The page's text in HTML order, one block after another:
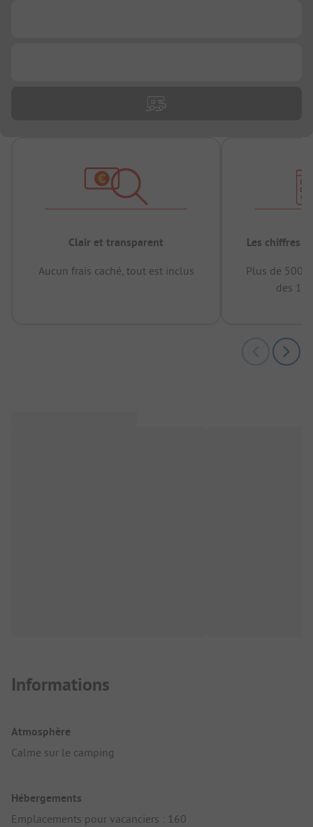
Clair et transparent
Aucun frais caché, tout est inclus
Les chiffres
Plus de
des 12
Informations
Atmosphère
Calme sur le camping
Hébergements
Emplacements pour vacanciers : 160